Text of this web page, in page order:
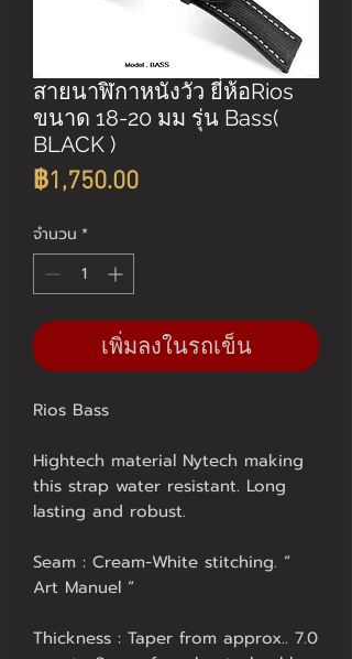
สายนาฬิกาหนังวัว ยี่ห้อRios
ขนาด 18-20 มม รุ่น Bass(
BLACK )
฿1,750.00ราคา
จำนวน *
เพิ่มลงในรถเข็น
Rios Bass
Hightech material Nytech making
this strap water resistant. Long
lasting and robust.
Seam : Cream-White stitching. “
Art Manuel “
Thickness : Taper from approx.. 7.0